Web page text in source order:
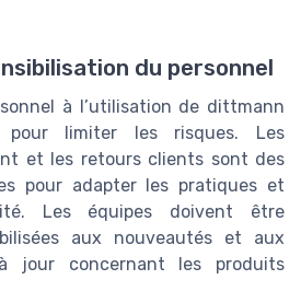
du personnel
à l’utilisation de dittmann
limiter les risques. Les
et les retours clients sont des
pour adapter les pratiques et
Les équipes doivent être
aux nouveautés et aux
jour concernant les produits